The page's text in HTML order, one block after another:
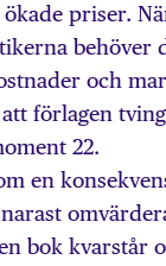
priser.
behöver
och
förlagen
22.
en
bok kvarstår